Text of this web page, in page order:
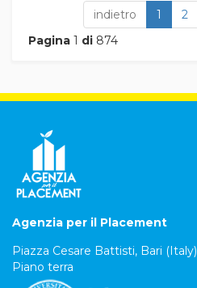
indietro 1 2
Pagina 1 di 874
Agenzia per il Placement
Piazza Cesare Battisti, Bari (Italy)
Piano terra